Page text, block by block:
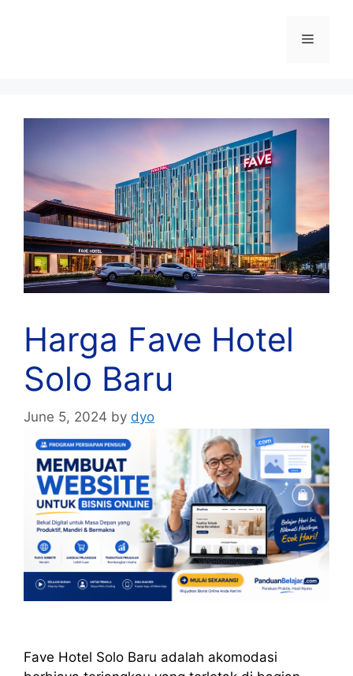
Menu
Harga Fave Hotel
Solo Baru
June 5, 2024 by dyo
Fave Hotel Solo Baru adalah akomodasi